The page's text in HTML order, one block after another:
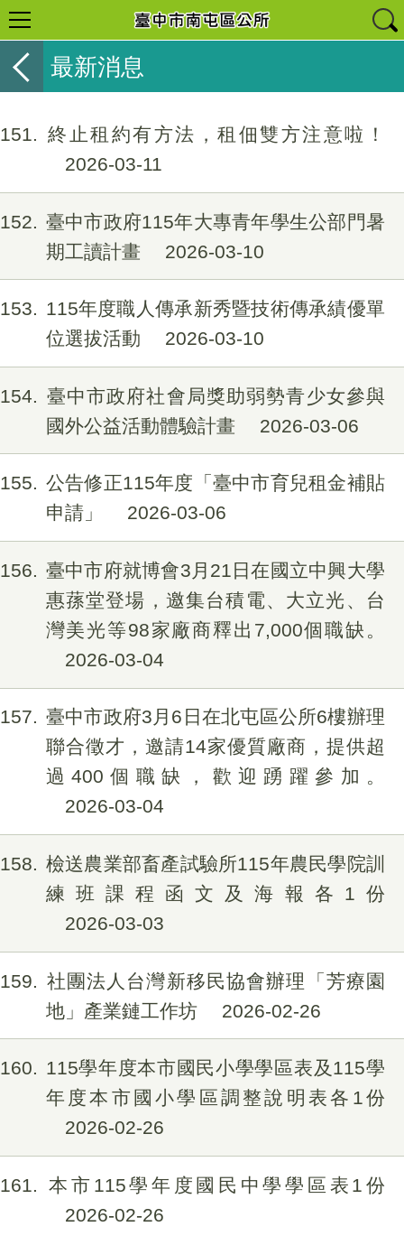
最新消息
151
終止租約有方法，租佃雙方注意啦！
2026-03-11
152
臺中市政府115年大專青年學生公部門暑
期工讀計畫
2026-03-10
153
115年度職人傳承新秀暨技術傳承績優單
位選拔活動
2026-03-10
154
臺中市政府社會局獎助弱勢青少女參與
國外公益活動體驗計畫
2026-03-06
155
公告修正115年度「臺中市育兒租金補貼
申請」
2026-03-06
156
臺中市府就博會3月21日在國立中興大學
惠蓀堂登場，邀集台積電、大立光、台
灣美光等98家廠商釋出7,000個職缺。
2026-03-04
157
臺中市政府3月6日在北屯區公所6樓辦理
聯合徵才，邀請14家優質廠商，提供超
過400個職缺，歡迎踴躍參加。
2026-03-04
158
檢送農業部畜產試驗所115年農民學院訓
練班課程函文及海報各1份
2026-03-03
159
社團法人台灣新移民協會辦理「芳療園
地」產業鏈工作坊
2026-02-26
160
115學年度本市國民小學學區表及115學
年度本市國小學區調整說明表各1份
2026-02-26
161
本市115學年度國民中學學區表1份
2026-02-26